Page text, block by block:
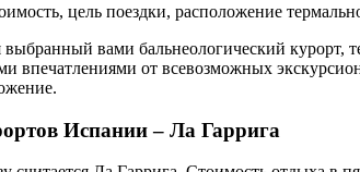
цель поездки, расположение
вами бальнеологический курорт,
впечатлениями от всевозможных
Испании – Ла Гаррига